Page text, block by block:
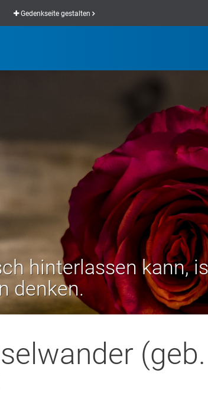
Gedenkseite gestalten
hinterlassen kann,
denken.
(geb.